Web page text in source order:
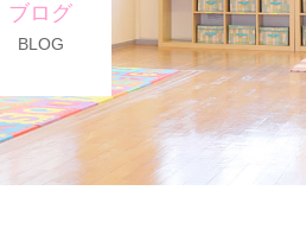
ブログ
BLOG